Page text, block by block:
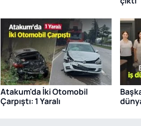
Atakum'da İki Otomobil
Çarpıştı: 1 Yaralı